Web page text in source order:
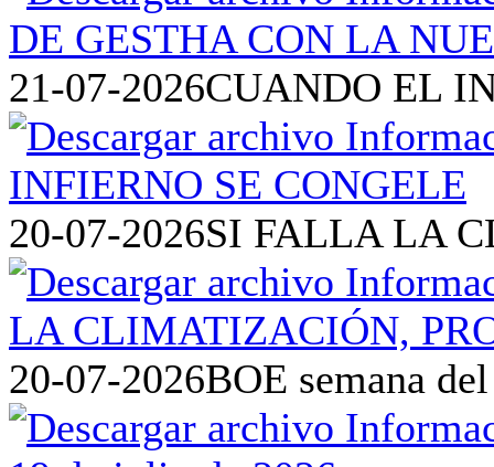
21-07-2026CUANDO EL
20-07-2026SI FALLA LA
20-07-2026BOE semana